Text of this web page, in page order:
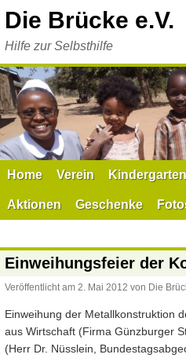
Inhalt
Die Brücke e.V.
Hilfe zur Selbsthilfe
Home Verein
Aktionen Geschenke
Einweihungsfeier der
Veröffentlicht am 2. Mai 2012 von Die
Einweihung der Metallkonstruktion
aus Wirtschaft (Firma Günzburger
(Herr Dr. Nüsslein,